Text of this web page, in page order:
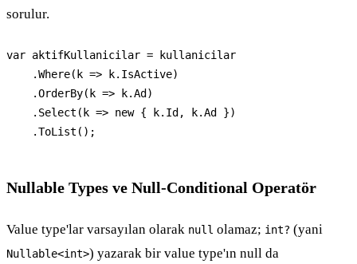
sorulur.
var aktifKullanicilar = kullanicilar
    .Where(k => k.IsActive)
    .OrderBy(k => k.Ad)
    .Select(k => new { k.Id, k.Ad })
    .ToList();
Nullable Types ve Null-Conditional Operatör
Value type'lar varsayılan olarak null olamaz; int? (yani
Nullable<int>) yazarak bir value type'ın null da